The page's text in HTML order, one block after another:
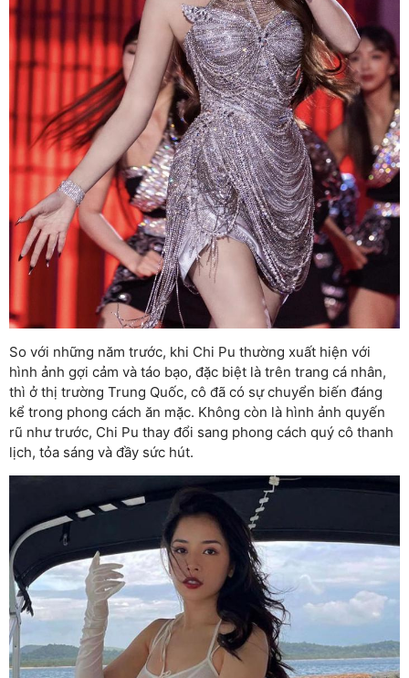
So với những năm trước, khi Chi Pu thường xuất hiện với
hình ảnh gợi cảm và táo bạo, đặc biệt là trên trang cá nhân,
thì ở thị trường Trung Quốc, cô đã có sự chuyển biến đáng
kể trong phong cách ăn mặc. Không còn là hình ảnh quyến
rũ như trước, Chi Pu thay đổi sang phong cách quý cô thanh
lịch, tỏa sáng và đầy sức hút.